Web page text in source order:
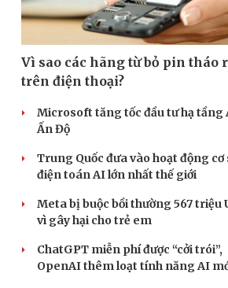
Vì sao các hãng từ bỏ pin tháo
trên điện thoại?
Microsoft tăng tốc đầu tư hạ tầng
Ấn Độ
Trung Quốc đưa vào hoạt động cơ
điện toán AI lớn nhất thế giới
Meta bị buộc bồi thường 567 triệu
vì gây hại cho trẻ em
ChatGPT miễn phí được “cởi trói”,
OpenAI thêm loạt tính năng AI